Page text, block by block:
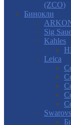
(ZCO)
Бинокли
Sig
Kahles
Leica